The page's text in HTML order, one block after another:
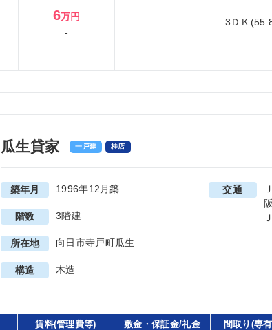
6万円
-
3ＤＫ
一戸建 桂店
瓜生貸家
築年月 1996年12月築
階数 3階建
所在地 向日市寺戸町瓜生
構造 木造
交通
賃料(管理費等) 敷金・保証金/礼金 間取り(専